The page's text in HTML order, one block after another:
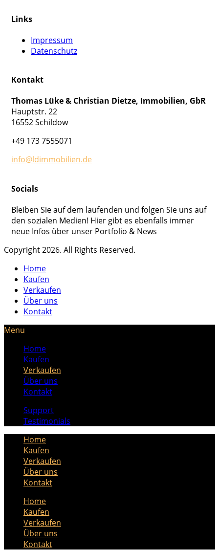
Links
Impressum
Datenschutz
Kontakt
Thomas Lüke & Christian Dietze, Immobilien, GbR
Hauptstr. 22
16552 Schildow
+49 173 7555071
info@ldimmobilien.de
Socials
Bleiben Sie auf dem laufenden und folgen Sie uns auf
den sozialen Medien! Hier gibt es ebenfalls immer
neue Infos über unser Portfolio & News
Copyright 2026. All Rights Reserved.
Home
Kaufen
Verkaufen
Über uns
Kontakt
Menu
Home
Kaufen
Verkaufen
Über uns
Kontakt
Support
Testimonials
Home
Kaufen
Verkaufen
Über uns
Kontakt
Home
Kaufen
Verkaufen
Über uns
Kontakt